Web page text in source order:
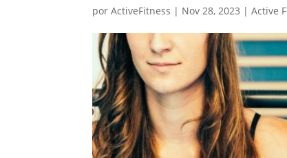
porActiveFitness | Nov 28, 2023 |Active